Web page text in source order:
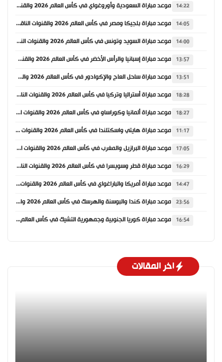
14:22 موعد مباراة السعودية وأوروغواي في كأس العالم 2026 والقنوات الناقلة
14:05 موعد مباراة بلجيكا ومصر في كأس العالم 2026 والقنوات الناقلة
14:00 موعد مباراة السويد وتونس في كأس العالم 2026 والقنوات الناقلة
13:57 موعد مباراة إسبانيا والرأس الأخضر في كأس العالم 2026 والقنوات الناقلة
13:51 موعد مباراة ساحل العاج والإكوادور في كأس العالم 2026 والقنوات الناقلة
18:28 موعد مباراة أستراليا وتركيا في كأس العالم 2026 والقنوات الناقلة
18:27 موعد مباراة ألمانيا وكوراساو في كأس العالم 2026 والقنوات الناقلة
11:17 موعد مباراة هايتي واسكتلندا في كأس العالم 2026 والقنوات الناقلة
17:05 موعد مباراة البرازيل والمغرب في كأس العالم 2026 والقنوات الناقلة
16:29 موعد مباراة قطر وسويسرا في كأس العالم 2026 والقنوات الناقلة
14:47 موعد مباراة أمريكا والباراغواي في كأس العالم 2026 والقنوات الناقلة
23:56 موعد مباراة كندا والبوسنة والهرسك في كأس العالم 2026 والقنوات الناقلة
16:54 موعد مباراة كوريا الجنوبية وجمهورية التشيك في كأس العالم 2026 والقنوات الناقلة
اخر المقالات